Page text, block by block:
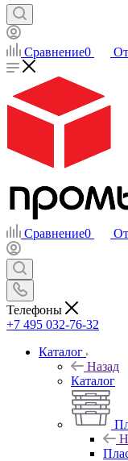
Сравнение0
Сравнение0
Телефоны
+7 495 032-76-32
Каталог
Назад
Каталог